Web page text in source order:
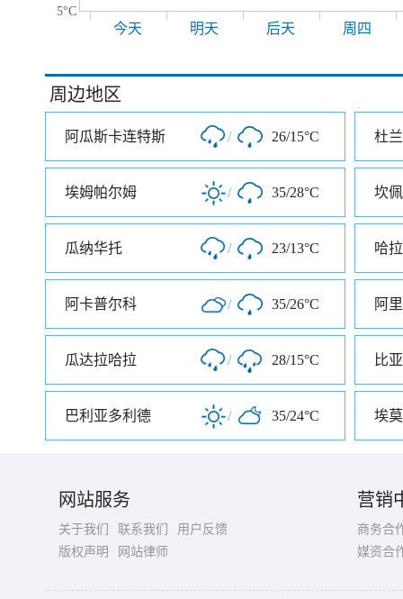
5°C
今天 明天 后天 周四
周边地区
阿瓜斯卡连特斯 / 26/15°C 杜
埃姆帕尔姆 / 35/28°C 坎
瓜纳华托 / 23/13°C 哈
阿卡普尔科 / 35/26°C 阿
瓜达拉哈拉 / 28/15°C 比
巴利亚多利德 / 35/24°C 埃
网站服务
关于我们 联系我们
用户反馈
版权声明
网站律师
营销
商务合
媒资合